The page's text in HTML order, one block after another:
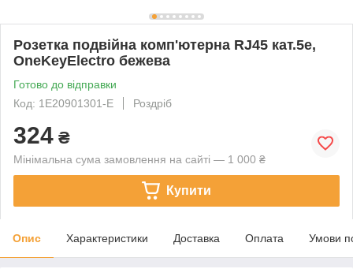
Розетка подвійна комп'ютерна RJ45 кат.5e,
OneKeyElectro бежева
Готово до відправки
Код: 1Е20901301-Е
Роздріб
324 ₴
Мінімальна сума замовлення на сайті — 1 000 ₴
Купити
Опис Характеристики Доставка Оплата Умови